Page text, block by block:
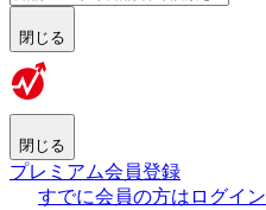
閉じる
閉じる
プレミアム会員登録
すでに会員の方はログイン